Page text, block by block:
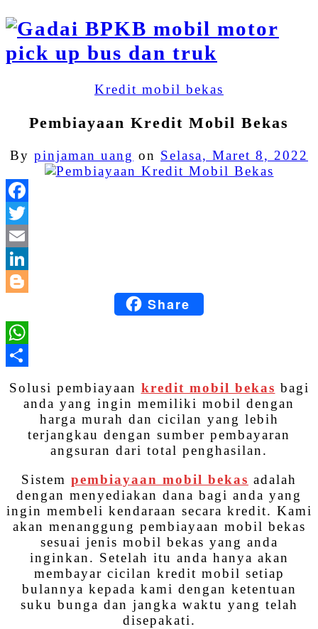
Kredit mobil bekas
Pembiayaan Kredit Mobil Bekas
By pinjaman uang on Selasa, Maret 8, 2022
BloggerShare
Solusi pembiayaan kredit mobil bekas bagi
anda yang ingin memiliki mobil dengan
harga murah dan cicilan yang lebih
terjangkau dengan sumber pembayaran
angsuran dari total penghasilan.
Sistem pembiayaan mobil bekas adalah
dengan menyediakan dana bagi anda yang
ingin membeli kendaraan secara kredit. Kami
akan menanggung pembiayaan mobil bekas
sesuai jenis mobil bekas yang anda
inginkan. Setelah itu anda hanya akan
membayar cicilan kredit mobil setiap
bulannya kepada kami dengan ketentuan
suku bunga dan jangka waktu yang telah
disepakati.